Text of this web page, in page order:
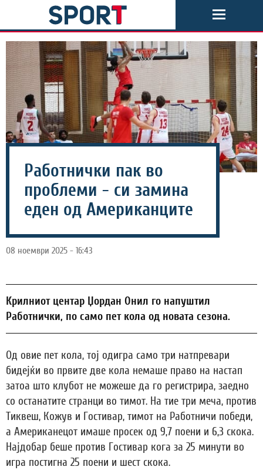
Работнички пак во
проблеми - си замина
еден од Американците
08 ноември 2025 - 16:43
Крилниот центар Џордан Онил го напуштил
Работнички, по само пет кола од новата сезона.
Од овие пет кола, тој одигра само три натпревари
бидејќи во првите две кола немаше право на настап
затоа што клубот не можеше да го регистрира, заедно
со останатите странци во тимот. На тие три меча, против
Тиквеш, Кожув и Гостивар, тимот на Работничи победи,
а Американецот имаше просек од 9,7 поени и 6,3 скока.
Најдобар беше против Гостивар кога за 25 минути во
игра постигна 25 поени и шест скока.